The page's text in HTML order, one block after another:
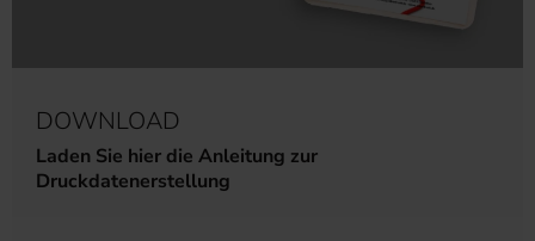
DOWNLOAD
Laden Sie hier die Anleitung zur
Druckdatenerstellung